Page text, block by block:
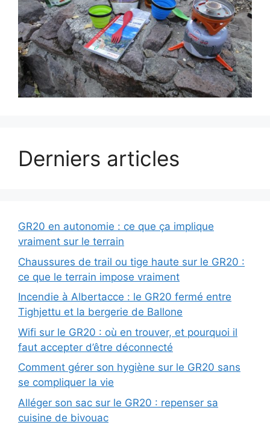
Derniers articles
GR20 en autonomie : ce que ça implique
vraiment sur le terrain
Chaussures de trail ou tige haute sur le GR20 :
ce que le terrain impose vraiment
Incendie à Albertacce : le GR20 fermé entre
Tighjettu et la bergerie de Ballone
Wifi sur le GR20 : où en trouver, et pourquoi il
faut accepter d’être déconnecté
Comment gérer son hygiène sur le GR20 sans
se compliquer la vie
Alléger son sac sur le GR20 : repenser sa
cuisine de bivouac